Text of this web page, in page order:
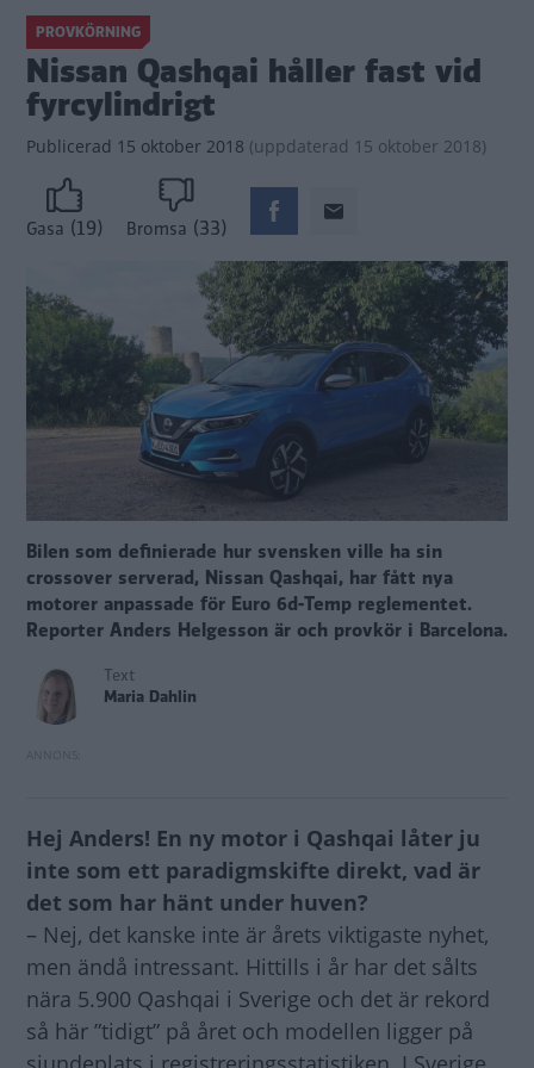
PROVKÖRNING
Nissan Qashqai håller fast vid
fyrcylindrigt
Publicerad 15 oktober 2018 (uppdaterad 15 oktober 2018)
Gasa (19) Bromsa (33)
Bilen som definierade hur svensken ville ha sin
crossover serverad, Nissan Qashqai, har fått nya
motorer anpassade för Euro 6d-Temp reglementet.
Reporter Anders Helgesson är och provkör i Barcelona.
Text
Maria Dahlin
Hej Anders! En ny motor i Qashqai låter ju
inte som ett paradigmskifte direkt, vad är
det som har hänt under huven?
– Nej, det kanske inte är årets viktigaste nyhet,
men ändå intressant. Hittills i år har det sålts
nära 5.900 Qashqai i Sverige och det är rekord
så här ”tidigt” på året och modellen ligger på